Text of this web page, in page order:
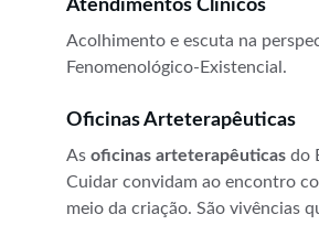
Atendimentos Clínicos
Acolhimento e escuta na
Fenomenológico-Existencial.
Oficinas Arteterapêuticas
As oficinas arteterapêuticas do
Cuidar convidam ao encontro
meio da criação. São vivências